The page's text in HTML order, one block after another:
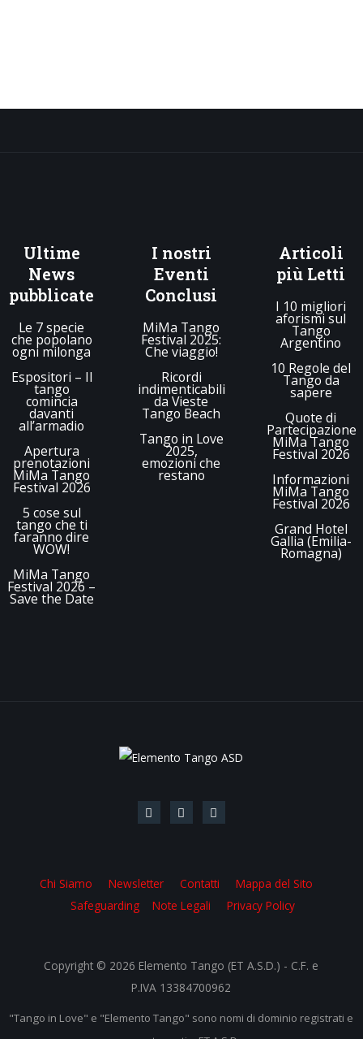
Ultime
News
pubblicate
Le 7 specie
che popolano
ogni milonga
Espositori – Il
tango
comincia
davanti
all’armadio
Apertura
prenotazioni
MiMa Tango
Festival 2026
5 cose sul
tango che ti
faranno dire
WOW!
MiMa Tango
Festival 2026 –
Save the Date
I nostri
Eventi
Conclusi
MiMa Tango
Festival 2025:
Che viaggio!
Ricordi
indimenticabili
da Vieste
Tango Beach
Tango in Love
2025,
emozioni che
restano
Articoli
più Letti
I 10 migliori
aforismi sul
Tango
Argentino
10 Regole del
Tango da
sapere
Quote di
Partecipazione
MiMa Tango
Festival 2026
Informazioni
MiMa Tango
Festival 2026
Grand Hotel
Gallia (Emilia-
Romagna)
Chi Siamo Newsletter Contatti
Mappa del Sito
Safeguarding
Note Legali Privacy Policy
Copyright © 2026 Elemento Tango (ET A.S.D.) - C.F. e
P.IVA 13384700962
"Tango in Love" e "Elemento Tango" sono nomi di dominio registrati e